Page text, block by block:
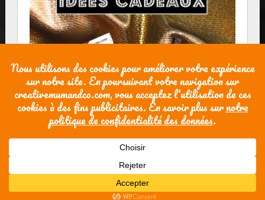
Powered by WordPress